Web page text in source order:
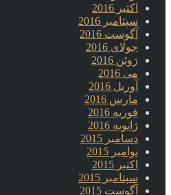
اکتبر 2016
سپتامبر 2016
آگوست 2016
جولای 2016
ژوئن 2016
می 2016
آوریل 2016
مارس 2016
فوریه 2016
ژانویه 2016
دسامبر 2015
نوامبر 2015
اکتبر 2015
سپتامبر 2015
آگوست 2015